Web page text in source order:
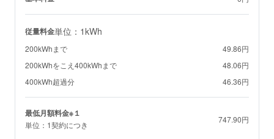
従量料金単位：1kWh
200kWhまで
49.86円
200kWhをこえ400kWhまで
48.06円
400kWh超過分
46.36円
最低月額料金※１
単位：1契約につき
747.90円